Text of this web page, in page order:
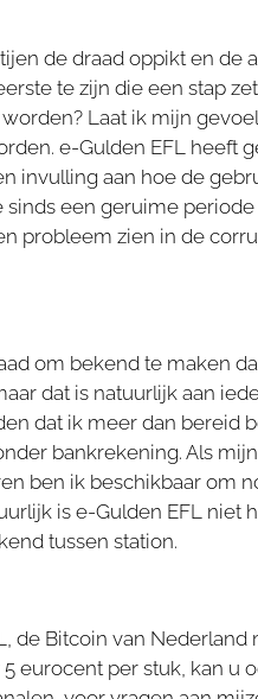
de draad oppikt en
te zijn die een stap
Laat ik mijn
e-Gulden EFL heeft
invulling aan hoe de
een geruime
probleem zien in de
om bekend te maken
dat is natuurlijk aan
dat ik meer dan bereid
bankrekening. Als
ben ik beschikbaar om
is e-Gulden EFL niet
tussen station.
de Bitcoin van
eurocent per stuk, kan u